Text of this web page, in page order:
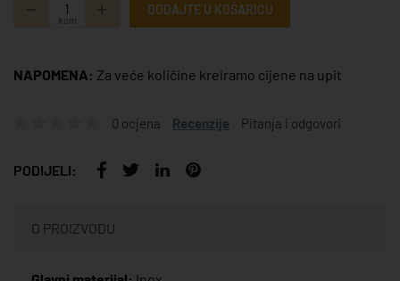
kom
DODAJTE U KOŠARICU
NAPOMENA: Za veće količine kreiramo cijene na upit
0 ocjena Recenzije Pitanja i odgovori
PODIJELI:
O PROIZVODU